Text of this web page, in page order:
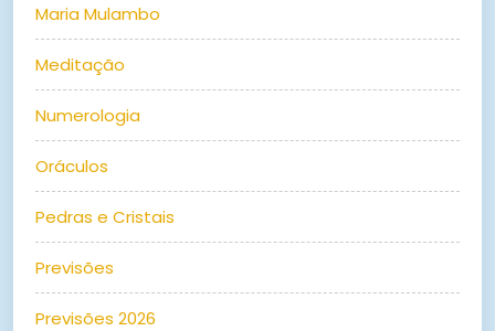
Maria Mulambo
Meditação
Numerologia
Oráculos
Pedras e Cristais
Previsões
Previsões 2026